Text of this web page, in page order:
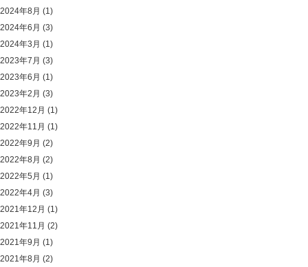
2024年8月 (1)
2024年6月 (3)
2024年3月 (1)
2023年7月 (3)
2023年6月 (1)
2023年2月 (3)
2022年12月 (1)
2022年11月 (1)
2022年9月 (2)
2022年8月 (2)
2022年5月 (1)
2022年4月 (3)
2021年12月 (1)
2021年11月 (2)
2021年9月 (1)
2021年8月 (2)